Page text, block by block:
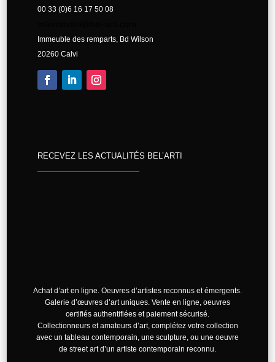
00 33 (0)6 16 17 50 08
Immeuble des remparts, Bd Wilson
20260 Calvi
RECEVEZ LES ACTUALITÉS BEL’ARTI
Achat d’art en ligne. Oeuvres d’artistes reconnus et émergents.
Galerie d’œuvres d’art uniques. Vente en ligne, oeuvres
certifiés authentifiées et paiement sécurisé.
Collectionneurs et amateurs d’art, complétez votre collection
avec un tableau contemporain, une sculpture, ou une oeuvre
de street art d’un artiste contemporain reconnu.